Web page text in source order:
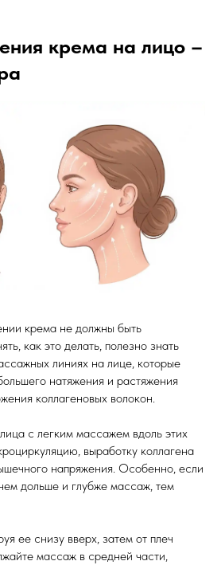
крема на лицо –
крема не должны быть
как это делать, полезно знать
линиях на лице, которые
натяжения и растяжения
коллагеновых волокон.
с легким массажем вдоль этих
выработку коллагена
напряжения. Особенно, если
дольше и глубже массаж, тем
ее снизу вверх, затем от плеч
массаж в средней части,